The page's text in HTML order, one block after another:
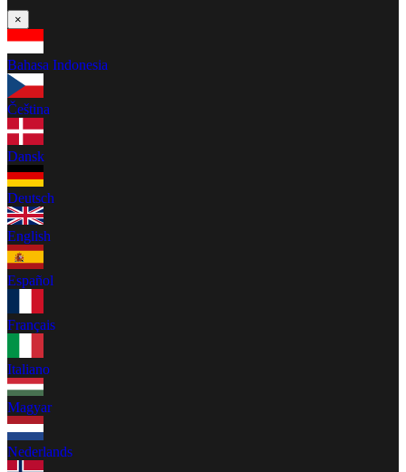
×
Bahasa Indonesia
Čeština
Dansk
Deutsch
English
Español
Français
Italiano
Magyar
Nederlands